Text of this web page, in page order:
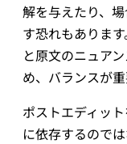
解を与えたり、
す恐れもありま
と原文のニュア
め、バランスが重
ポストエディッ
に依存するので